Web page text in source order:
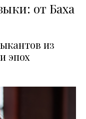
от Баха
из
эпох